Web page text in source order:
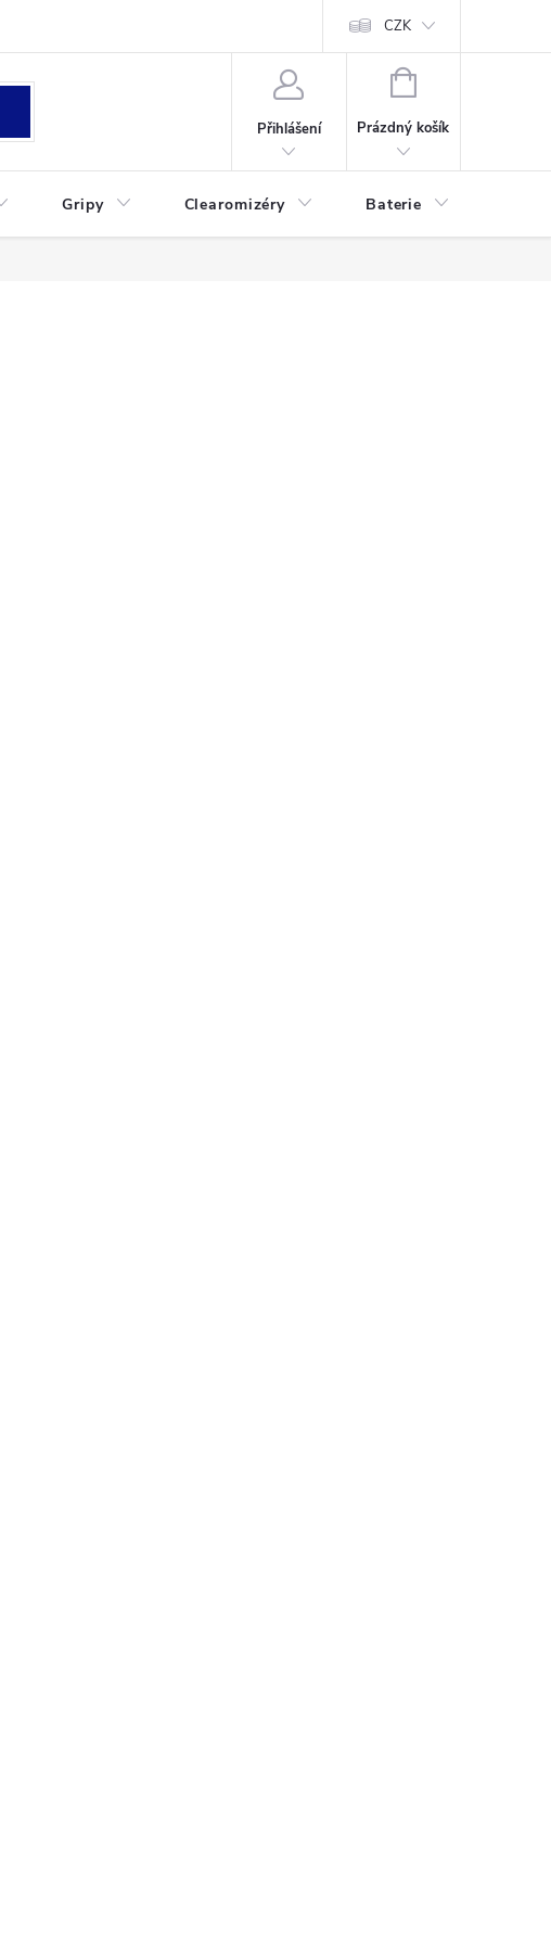
CZK
Přihlášení
NÁKUPNÍ
Prázdný košík
Gripy Clearomizéry Baterie